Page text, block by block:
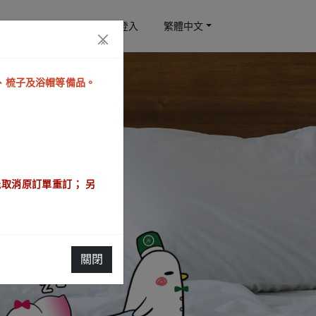
會員登入
繁體中文
×
子及浴帽等備品。
消原訂單重訂； 另
關閉